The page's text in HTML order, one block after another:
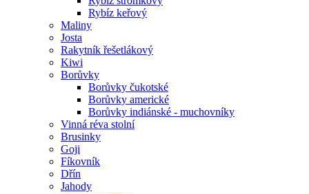
Rybíz keřový
Maliny
Josta
Rakytník řešetlákový
Kiwi
Borůvky
Borůvky čukotské
Borůvky americké
Borůvky indiánské - muchovníky
Vinná réva stolní
Brusinky
Goji
Fíkovník
Dřín
Jahody